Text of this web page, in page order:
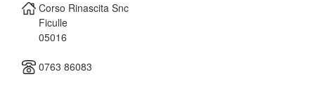
Corso Rinascita Snc
Ficulle
05016
0763 86083